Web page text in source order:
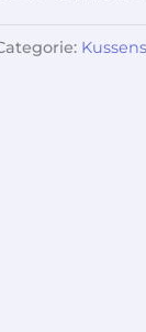
Kussens